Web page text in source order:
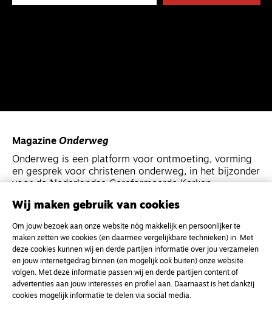
Magazine Onderweg
Onderweg is een platform voor ontmoeting, vorming
en gesprek voor christenen onderweg, in het bijzonder
voor de Nederlandse Gereformeerde Kerken.
Kvk-nummer 33277063
NL46 INGB 0117 5827 86
info@onderwegonline.nl
Wij maken gebruik van cookies
Om jouw bezoek aan onze website nóg makkelijk en persoonlijker te
maken zetten we cookies (en daarmee vergelijkbare technieken) in. Met
deze cookies kunnen wij en derde partijen informatie over jou verzamelen
en jouw internetgedrag binnen (en mogelijk ook buiten) onze website
volgen. Met deze informatie passen wij en derde partijen content of
advertenties aan jouw interesses en profiel aan. Daarnaast is het dankzij
cookies mogelijk informatie te delen via social media.